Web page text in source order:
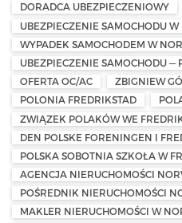
DORADCA UBEZPIECZENIOWY
UBEZPIECZENIE SAMOCHODU
WYPADEK SAMOCHODEM W
UBEZPIECZENIE SAMOCHODU —
OFERTA OC/AC
ZBIGNIEW
POLONIA FREDRIKSTAD
ZWIĄZEK POLAKÓW WE
DEN POLSKE FORENINGEN I
POLSKA SOBOTNIA SZKOŁA W
AGENCJA NIERUCHOMOŚCI
POŚREDNIK NIERUCHOMOŚCI
MAKLER NIERUCHOMOŚCI W